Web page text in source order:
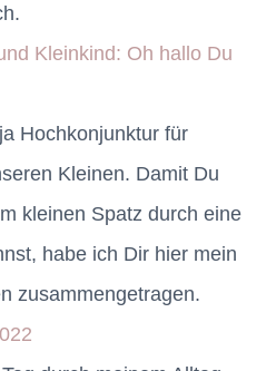
Kleinkind: Oh hallo Du
Hochkonjunktur für
Kleinen. Damit Du
kleinen Spatz durch eine
habe ich Dir hier mein
zusammengetragen.